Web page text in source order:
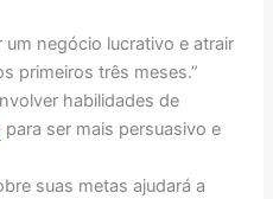
um negócio lucrativo e atrair
primeiros três meses.”
habilidades de
para ser mais persuasivo e
suas metas ajudará a